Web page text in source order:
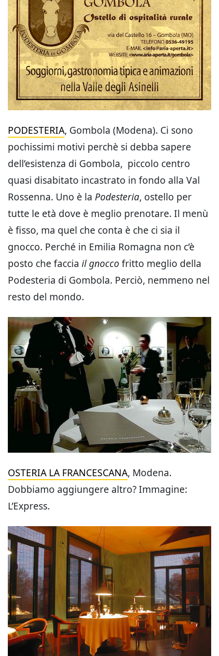
PODESTERIA, Gombola (Modena). Ci sono
pochissimi motivi perchè si debba sapere
dell’esistenza di Gombola, piccolo centro
quasi disabitato incastrato in fondo alla Val
Rossenna. Uno è la Podesteria, ostello per
tutte le età dove è meglio prenotare. Il menù
è fisso, ma quel che conta è che ci sia il
gnocco. Perché in Emilia Romagna non c’è
posto che faccia il gnocco fritto meglio della
Podesteria di Gombola. Perciò, nemmeno nel
resto del mondo.
OSTERIA LA FRANCESCANA, Modena.
Dobbiamo aggiungere altro? Immagine:
L’Express.